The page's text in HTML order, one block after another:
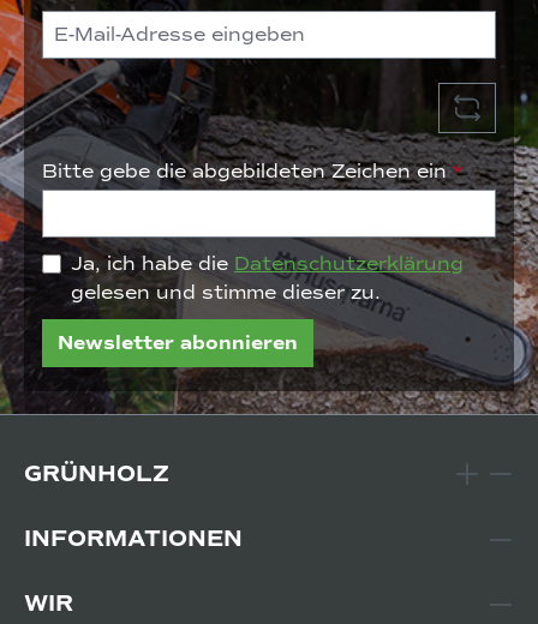
Bitte gebe die abgebildeten Zeichen ein*
Ja, ich habe die Datenschutzerklärung
gelesen und stimme dieser zu.
Newsletter abonnieren
GRÜNHOLZ
INFORMATIONEN
WIR